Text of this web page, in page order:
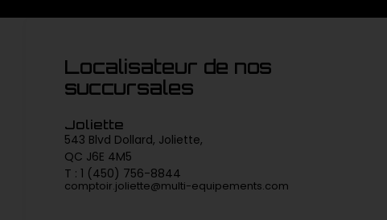
Localisateur de nos
succursales
Joliette
543 Blvd Dollard, Joliette,
QC J6E 4M5
T : 1 (450) 756-8844
comptoir.joliette@multi-equipements.com